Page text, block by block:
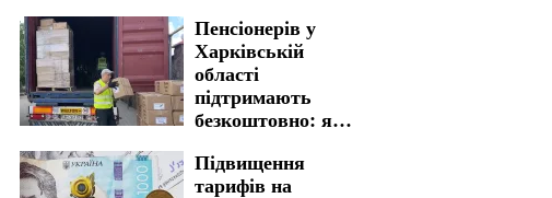
магазинах
Пенсіонерів у
Харківській
області
підтримають
безкоштовно: яку
допомогу можна
отримати
Підвищення
тарифів на